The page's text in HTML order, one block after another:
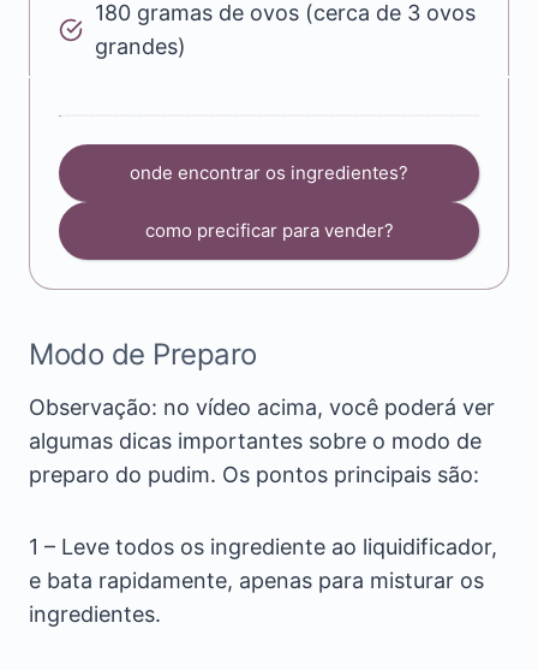
180 gramas de ovos (cerca de 3 ovos
grandes)
onde encontrar os ingredientes?
como precificar para vender?
Modo de Preparo
Observação: no vídeo acima, você poderá ver
algumas dicas importantes sobre o modo de
preparo do pudim. Os pontos principais são:
1 – Leve todos os ingrediente ao liquidificador,
e bata rapidamente, apenas para misturar os
ingredientes.